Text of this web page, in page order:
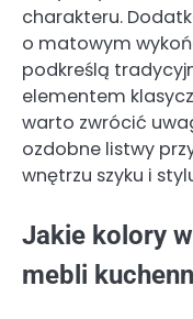
charakteru.
o matowym
podkreślą
elementem
warto zwrócić
ozdobne listwy
wnętrzu szyku i
Jakie kolory
mebli